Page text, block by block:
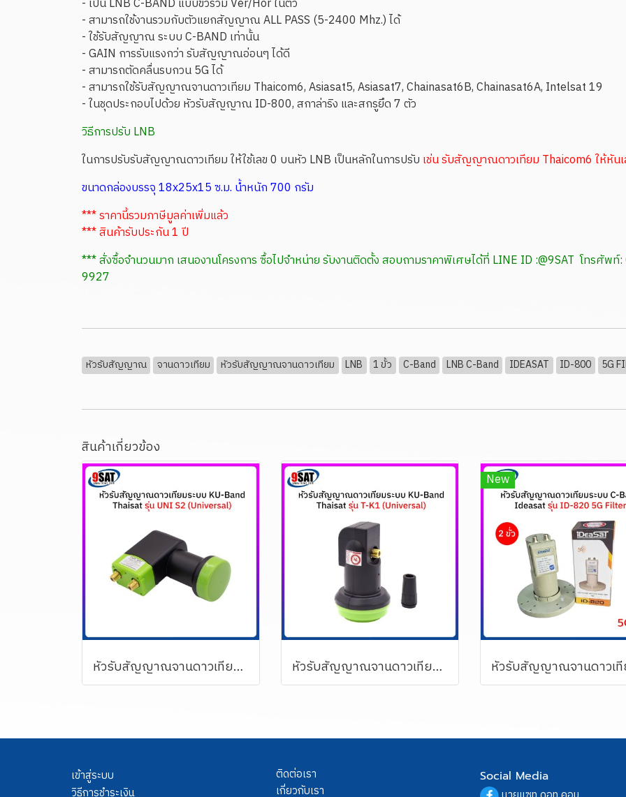
- เป็น LNB C-BAND แบบขั่วรวม Ver/Hor ในตัว
- สามารถใช้งานรวมกับตัวแยกสัญญาณ ALL PASS (5-2400 Mhz.) ได้
- ใช้รับสัญญาณ ระบบ C-BAND เท่านั้น
- GAIN การรับแรงกว่า รับสัญญาณอ่อนๆ ได้ดี
- สามารถตัดคลื่นรบกวน 5G ได้
- สามารถใช้รับสัญญาณจานดาวเทียม Thaicom6, Asiasat5, Asiasat7, Chainasat6B, Chainasat6A, Intelsat 19
- ในชุดประกอบไปด้วย หัวรับสัญญาณ ID-800, สกาล่าริง และสกรูยึด 7 ตัว
วิธีการปรับ LNB
ในการปรับรับสัญญาณดาวเทียม ให้ใช้เลข 0 บนหัว LNB เป็นหลักในการปรับ เช่น รับสัญญาณดาวเทียม Thaicom6 ให้หั
ขนาดกล่องบรรจุ 18x25x15 ซ.ม. น้ำหนัก 700 กรัม
*** ราคานี้รวมภาษีมูลค่าเพิ่มแล้ว
*** สินค้ารับประกัน 1 ปี
*** สั่งซื้อจำนวนมาก เสนองานโครงการ ซื้อไปจำหน่าย รับงานติดตั้ง สอบถามราคาพิเศษได้ที่ LINE ID :@9SAT โทร
9927
หัวรับสัญญาณ จานดาวเทียม หัวรับสัญญาณจานดาวเทียม LNB 1 ขั้ว C-Band LNB C-Band IDEASAT ID-800 5G
สินค้าเกี่ยวข้อง
หัวรับสัญญาณจานดาวเทียม (2 ขั้ว) KU-BAND THAISAT รุ่น S2 (Universal) หัวรับสัญญาณจานดาวเทียม (1 ขั้ว) KU-BAND THAISAT รุ่น T-K1 (Universal)
New
เข้าสู่ระบบ
วิธีการชำระเงิน
ติดต่อเรา
เกี่ยวกับเรา
Social Media